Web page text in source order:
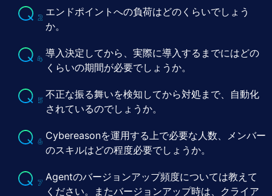
エンドポイントへの負荷はどのくらいでしょう
か。
導入決定してから、実際に導入するまでにはどの
くらいの期間が必要でしょうか。
不正な振る舞いを検知してから対処まで、自動化
されているのでしょうか。
Cybereasonを運⽤する上で必要な⼈数、メンバー
のスキルはどの程度必要でしょうか。
Agentのバージョンアップ頻度については教えて
ください。またバージョンアップ時は、クライア